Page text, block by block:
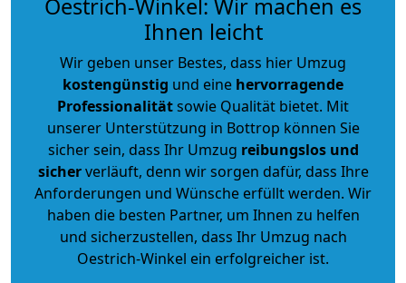
Oestrich-Winkel: Wir machen es
Ihnen leicht
Wir geben unser Bestes, dass hier Umzug
kostengünstig und eine hervorragende
Professionalitätsowie Qualität bietet. Mit
unserer Unterstützung in Bottrop können Sie
sicher sein, dass Ihr Umzug reibungslos und
sicherverläuft, denn wir sorgen dafür, dass Ihre
Anforderungen und Wünsche erfüllt werden. Wir
haben die besten Partner, um Ihnen zu helfen
und sicherzustellen, dass Ihr Umzug nach
Oestrich-Winkel ein erfolgreicher ist.